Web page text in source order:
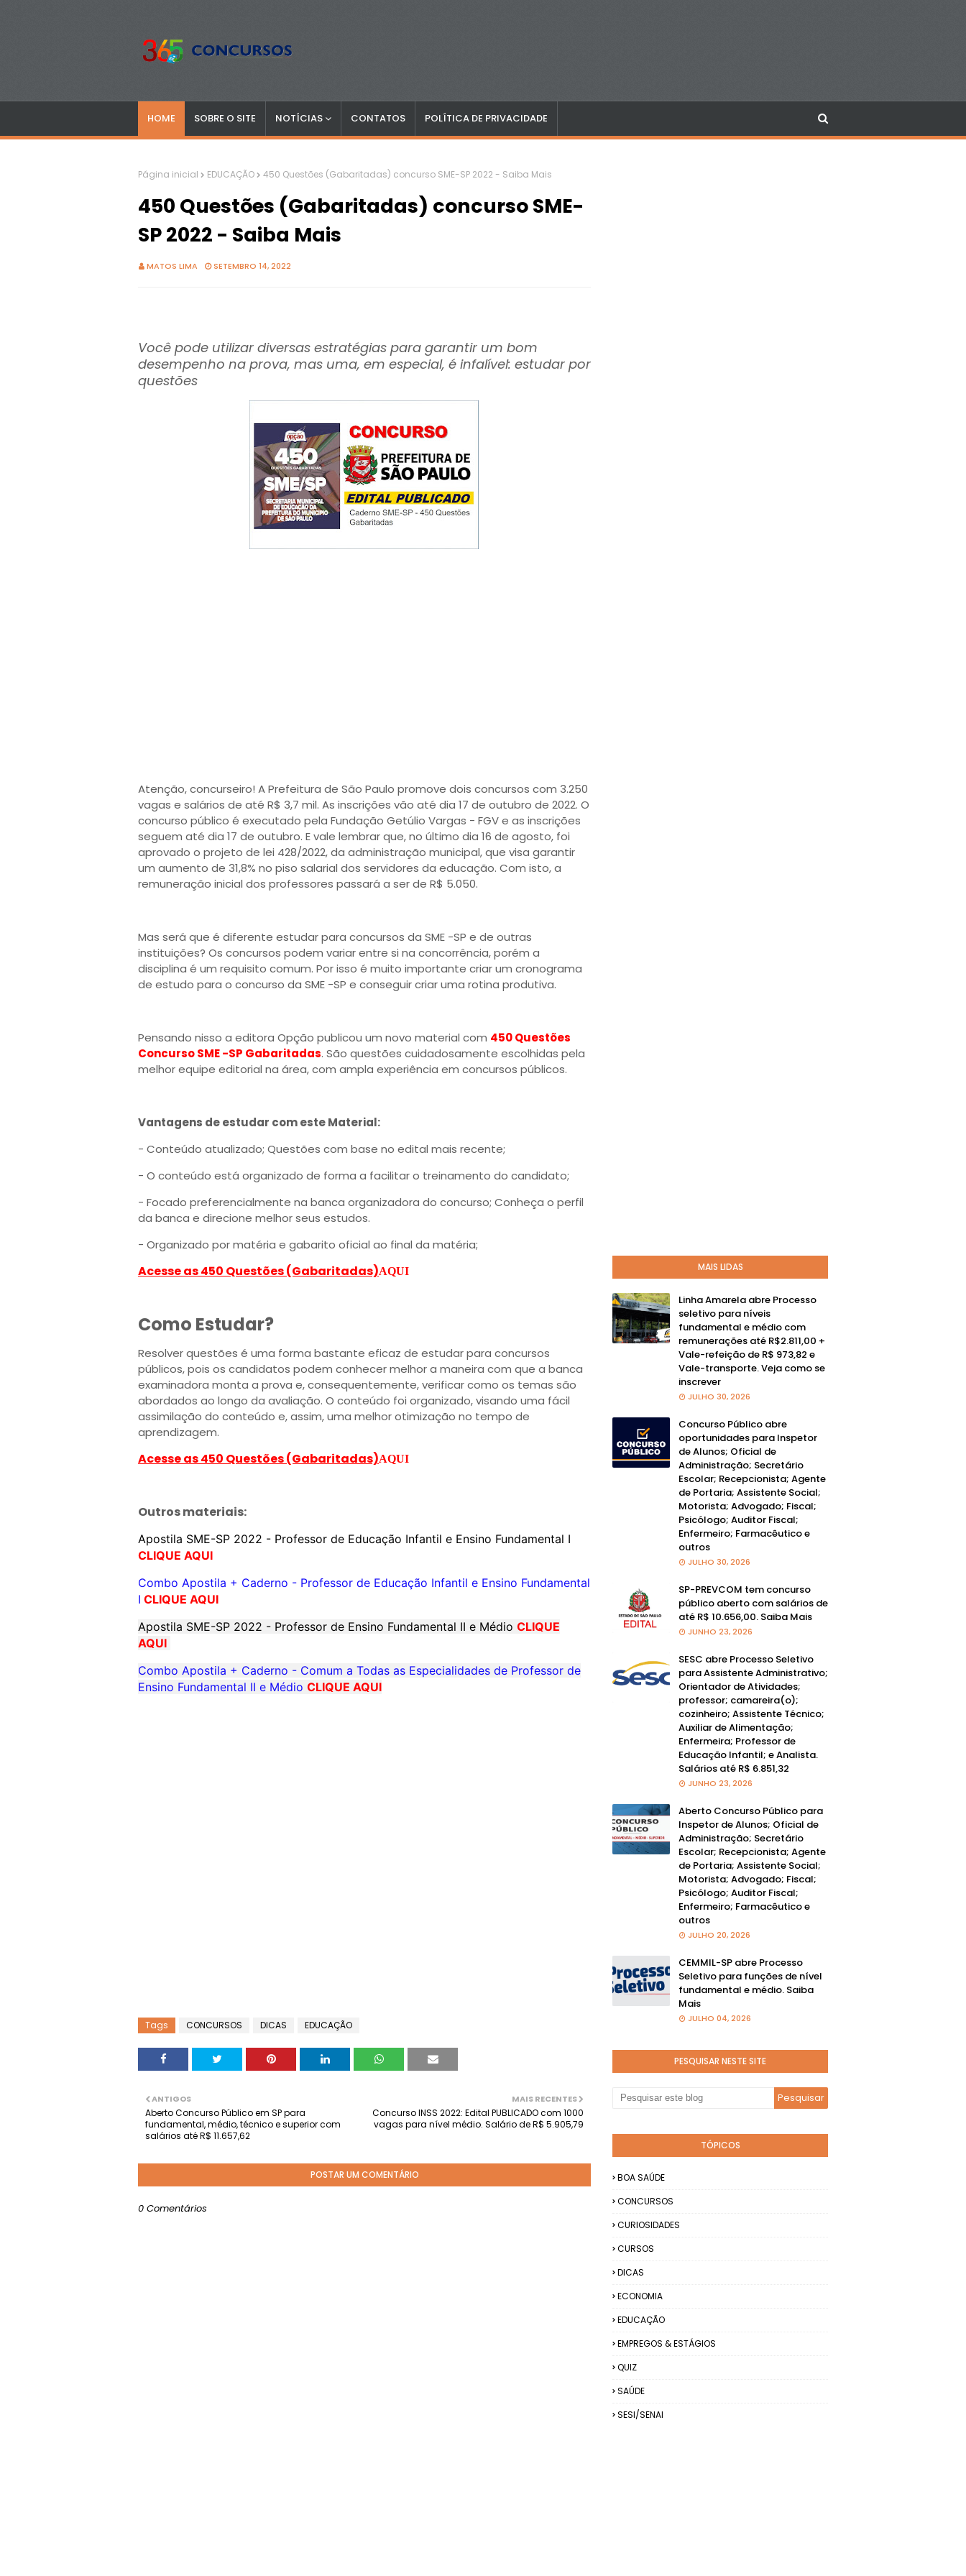
HOME SOBRE O SITE NOTÍCIAS CONTATOS POLÍTICA DE PRIVACIDADE
Página inicial EDUCAÇÃO 450 Questões (Gabaritadas) concurso SME-SP 2022 - Saiba Mais
450 Questões (Gabaritadas) concurso SME-
SP 2022 - Saiba Mais
MATOS LIMA SETEMBRO 14, 2022
Você pode utilizar diversas estratégias para garantir um bom
desempenho na prova, mas uma, em especial, é infalível: estudar por
questões
Atenção, concurseiro! A Prefeitura de São Paulo promove dois concursos com 3.250
vagas e salários de até R$ 3,7 mil. As inscrições vão até dia 17 de outubro de 2022. O
concurso público é executado pela Fundação Getúlio Vargas - FGV e as inscrições
seguem até dia 17 de outubro. E vale lembrar que, no último dia 16 de agosto, foi
aprovado o projeto de lei 428/2022, da administração municipal, que visa garantir
um aumento de 31,8% no piso salarial dos servidores da educação. Com isto, a
remuneração inicial dos professores passará a ser de R$ 5.050.
Mas será que é diferente estudar para concursos da SME -SP e de outras
instituições? Os concursos podem variar entre si na concorrência, porém a
disciplina é um requisito comum. Por isso é muito importante criar um cronograma
de estudo para o concurso da SME -SP e conseguir criar uma rotina produtiva.
Pensando nisso a editora Opção publicou um novo material com 450 Questões
Concurso SME -SP Gabaritadas. São questões cuidadosamente escolhidas pela
melhor equipe editorial na área, com ampla experiência em concursos públicos.
Vantagens de estudar com este Material:
- Conteúdo atualizado; Questões com base no edital mais recente;
- O conteúdo está organizado de forma a facilitar o treinamento do candidato;
- Focado preferencialmente na banca organizadora do concurso; Conheça o perfil
da banca e direcione melhor seus estudos.
- Organizado por matéria e gabarito oficial ao final da matéria;
Acesse as 450 Questões (Gabaritadas)AQUI
Como Estudar?
Resolver questões é uma forma bastante eficaz de estudar para concursos
públicos, pois os candidatos podem conhecer melhor a maneira com que a banca
examinadora monta a prova e, consequentemente, verificar como os temas são
abordados ao longo da avaliação. O conteúdo foi organizado, visando uma fácil
assimilação do conteúdo e, assim, uma melhor otimização no tempo de
aprendizagem.
Acesse as 450 Questões (Gabaritadas)AQUI
Outros materiais:
Apostila SME-SP 2022 - Professor de Educação Infantil e Ensino Fundamental I
CLIQUE AQUI
Combo Apostila + Caderno - Professor de Educação Infantil e Ensino Fundamental
I CLIQUE AQUI
Apostila SME-SP 2022 - Professor de Ensino Fundamental II e Médio CLIQUE
AQUI
Combo Apostila + Caderno - Comum a Todas as Especialidades de Professor de
Ensino Fundamental II e Médio CLIQUE AQUI
Tags CONCURSOS DICAS EDUCAÇÃO
MAIS RECENTES
Concurso INSS 2022: Edital PUBLICADO com 1000
vagas para nível médio. Salário de R$ 5.905,79
ANTIGOS
Aberto Concurso Público em SP para
fundamental, médio, técnico e superior com
salários até R$ 11.657,62
POSTAR UM COMENTÁRIO
0 Comentários
MAIS LIDAS
Linha Amarela abre Processo
seletivo para níveis
fundamental e médio com
remunerações até R$2.811,00 +
Vale-refeição de R$ 973,82 e
Vale-transporte. Veja como se
inscrever
JULHO 30, 2026
Concurso Público abre
oportunidades para Inspetor
de Alunos; Oficial de
Administração; Secretário
Escolar; Recepcionista; Agente
de Portaria; Assistente Social;
Motorista; Advogado; Fiscal;
Psicólogo; Auditor Fiscal;
Enfermeiro; Farmacêutico e
outros
JULHO 30, 2026
SP-PREVCOM tem concurso
público aberto com salários de
até R$ 10.656,00. Saiba Mais
JUNHO 23, 2026
SESC abre Processo Seletivo
para Assistente Administrativo;
Orientador de Atividades;
professor; camareira(o);
cozinheiro; Assistente Técnico;
Auxiliar de Alimentação;
Enfermeira; Professor de
Educação Infantil; e Analista.
Salários até R$ 6.851,32
JUNHO 23, 2026
Aberto Concurso Público para
Inspetor de Alunos; Oficial de
Administração; Secretário
Escolar; Recepcionista; Agente
de Portaria; Assistente Social;
Motorista; Advogado; Fiscal;
Psicólogo; Auditor Fiscal;
Enfermeiro; Farmacêutico e
outros
JULHO 20, 2026
CEMMIL-SP abre Processo
Seletivo para funções de nível
fundamental e médio. Saiba
Mais
JULHO 04, 2026
PESQUISAR NESTE SITE
TÓPICOS
BOA SAÚDE
CONCURSOS
CURIOSIDADES
CURSOS
DICAS
ECONOMIA
EDUCAÇÃO
EMPREGOS & ESTÁGIOS
QUIZ
SAÚDE
SESI/SENAI